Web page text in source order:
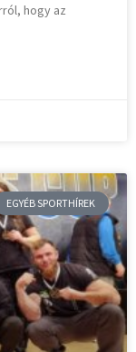
hogy az
EGYÉB SPORTHÍREK